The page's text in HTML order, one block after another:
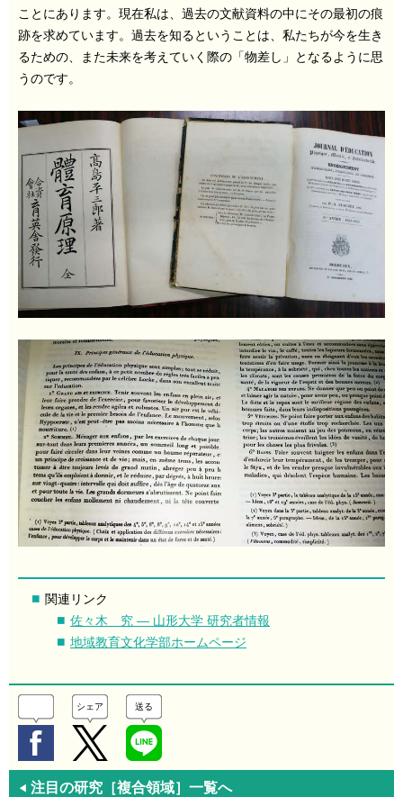
ことにあります。現在私は、過去の文献資料の中にその最初の痕
跡を求めています。過去を知るということは、私たちが今を生き
るための、また未来を考えていく際の「物差し」となるように思
うのです。
関連リンク
佐々木 究 ― 山形大学 研究者情報
地域教育文化学部ホームページ
シェア 送る
◀ 注目の研究［複合領域］一覧へ